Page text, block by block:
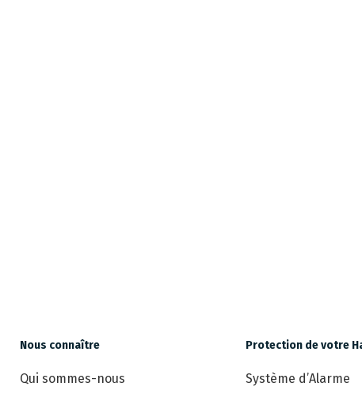
Nous connaître
Qui sommes-nous
Protection de votre
Système d’Alarme